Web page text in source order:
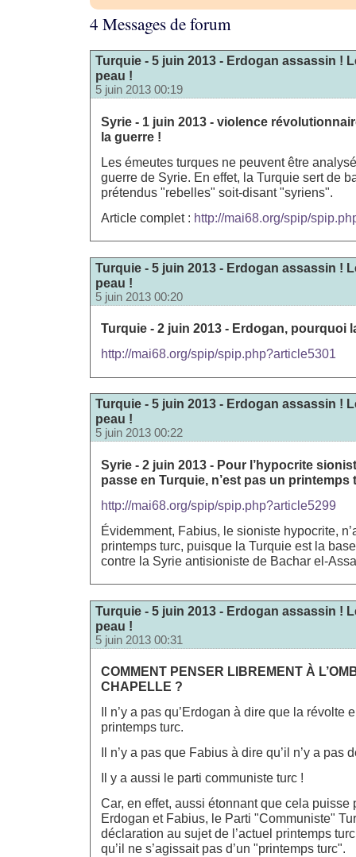
4 Messages de forum
Turquie - 5 juin 2013 - Erdogan assassin !
peau !
5 juin 2013 00:19
Syrie - 1 juin 2013 - violence
la guerre !
Les émeutes turques ne peuvent être
guerre de Syrie. En effet, la Turquie sert de
prétendus "rebelles" soit-disant "syriens".
Article complet : http://mai68.org/spip/
Turquie - 5 juin 2013 - Erdogan assassin !
peau !
5 juin 2013 00:20
Turquie - 2 juin 2013 - Erdogan, pourquoi
http://mai68.org/spip/spip.php?article5301
Turquie - 5 juin 2013 - Erdogan assassin !
peau !
5 juin 2013 00:22
Syrie - 2 juin 2013 - Pour l’hypocrite
passe en Turquie, n’est pas un printemps
http://mai68.org/spip/spip.php?article5299
Évidemment, Fabius, le sioniste hypocrite,
printemps turc, puisque la Turquie est la
contre la Syrie antisioniste de Bachar el-
Turquie - 5 juin 2013 - Erdogan assassin !
peau !
5 juin 2013 00:31
COMMENT PENSER LIBREMENT À
CHAPELLE ?
Il n’y a pas qu’Erdogan à dire que la révolte
printemps turc.
Il n’y a pas que Fabius à dire qu’il n’y a pas
Il y a aussi le parti communiste turc !
Car, en effet, aussi étonnant que cela puisse
Erdogan et Fabius, le Parti "Communiste"
déclaration au sujet de l’actuel printemps
qu’il ne s’agissait pas d’un "printemps turc".